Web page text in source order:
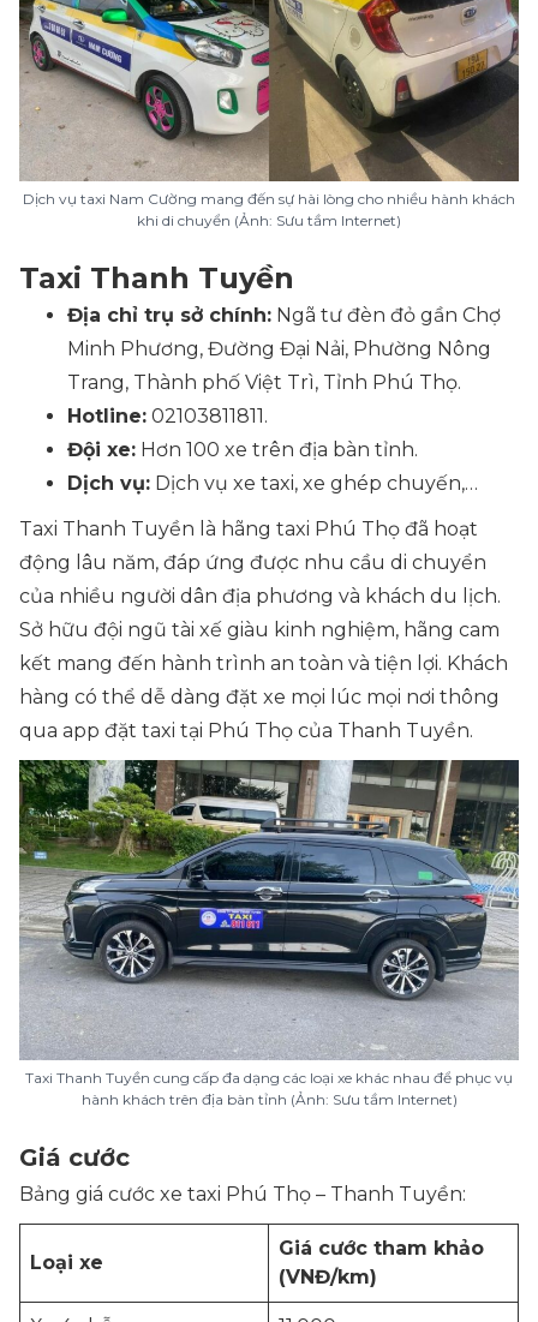
Dịch vụ taxi Nam Cường mang đến sự hài lòng cho nhiều hành khách
khi di chuyển (Ảnh: Sưu tầm Internet)
Taxi Thanh Tuyền
Địa chỉ trụ sở chính: Ngã tư đèn đỏ gần Chợ
Minh Phương, Đường Đại Nải, Phường Nông
Trang, Thành phố Việt Trì, Tỉnh Phú Thọ.
Hotline: 02103811811.
Đội xe: Hơn 100 xe trên địa bàn tỉnh.
Dịch vụ: Dịch vụ xe taxi, xe ghép chuyến,…
Taxi Thanh Tuyền là hãng taxi Phú Thọ đã hoạt
động lâu năm, đáp ứng được nhu cầu di chuyển
của nhiều người dân địa phương và khách du lịch.
Sở hữu đội ngũ tài xế giàu kinh nghiệm, hãng cam
kết mang đến hành trình an toàn và tiện lợi. Khách
hàng có thể dễ dàng đặt xe mọi lúc mọi nơi thông
qua app đặt taxi tại Phú Thọ của Thanh Tuyền.
Taxi Thanh Tuyền cung cấp đa dạng các loại xe khác nhau để phục vụ
hành khách trên địa bàn tỉnh (Ảnh: Sưu tầm Internet)
Giá cước
Bảng giá cước xe taxi Phú Thọ – Thanh Tuyền:
Loại xe
Giá cước tham khảo
(VNĐ/km)